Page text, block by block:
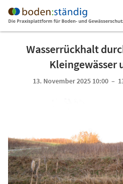
Wasserrückhalt
Kleingewässer
13. November 2025 10:00 –